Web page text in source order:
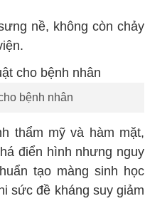
nề, không còn chảy
bệnh nhân
thẩm mỹ và hàm mặt,
điển hình nhưng nguy
tạo màng sinh học
sức đề kháng suy giảm